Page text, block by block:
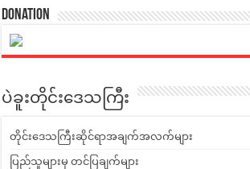
Donation
ပဲခူးတိုင်းဒေသကြီး
တိုင်းဒေသကြီးဆိုင်ရာအချက်အလက်များ
ပြည်သူများမှ တင်ပြချက်များ